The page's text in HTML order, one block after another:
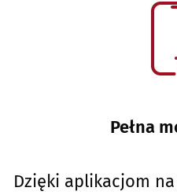
Pełna
Dzięki aplikacjom